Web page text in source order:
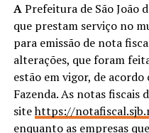
APrefeitura de São João
que prestam serviço no
para emissão de nota
alterações, que foram
estão em vigor, de
Fazenda. As notas fiscais
sitehttps://
enquanto as empresas